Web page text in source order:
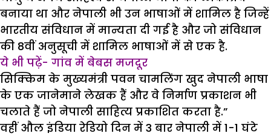
बनाया था और नेपाली भी उन भाषाओं में शामिल है जिन्हें
भारतीय संविधान में मान्यता दी गई है और जो संविधान
की 8वीं अनुसूची में शामिल भाषाओं में से एक है.
ये भी पढ़ें- गांव में बेबस मजदूर
सिक्किम के मुख्यमंत्री पवन चामलिंग खुद नेपाली भाषा
के एक जानेमाने लेखक हैं और वे निर्माण प्रकाशन भी
चलाते हैं जो नेपाली साहित्य प्रकाशित करता है.”
वहीं औल इंडिया रेडियो दिन में 3 बार नेपाली में 1-1 घंटे